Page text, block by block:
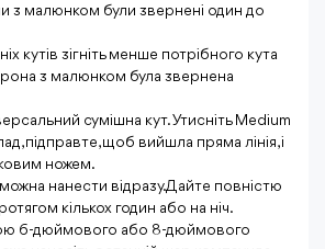
з малюнком були звернені один до
кутів зігніть менше потрібного кута
з малюнком була звернена
сумішна кут. Утисніть Medium
підправте, щоб вийшла пряма лінія, і
ножем.
нанести відразу. Дайте повністю
кількох годин або на ніч.
6-дюймового або 8-дюймового